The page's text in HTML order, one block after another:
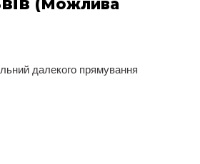
(Можлива
далекого прямування